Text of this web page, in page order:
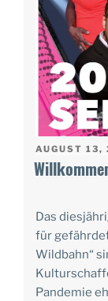
AM
AUGUST 13,
Das
für
Wildbahn“
Pandemie